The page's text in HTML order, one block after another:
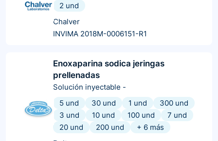
2 und
Chalver
INVIMA 2018M-0006151-R1
Enoxaparina sodica jeringas
prellenadas
Solución inyectable -
5 und
30 und 1 und
300 und
3 und
10 und 100 und
7 und
20 und
200 und + 6 más